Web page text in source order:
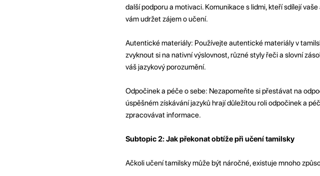
další podporu a motivaci. Komunikace s lidmi, kteří sdílejí
vám udržet zájem o učení.
Autentické materiály: Používejte autentické materiály v
zvyknout si na nativní výslovnost, různé styly řeči a slovní
váš jazykový porozumění.
Odpočinek a péče o sebe: Nezapomeňte si přestávat na
úspěšném získávání jazyků hrají důležitou roli odpočinek a
zpracovávat informace.
Subtopic 2: Jak překonat obtíže při učení tamilsky
Ačkoli učení tamilsky může být náročné, existuje mnoho